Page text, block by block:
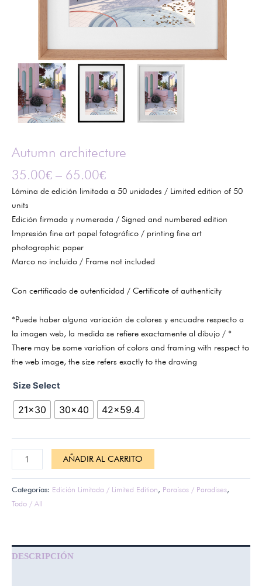
Autumn architecture
35.00€ – 65.00€
Lámina de edición limitada a 50 unidades / Limited edition of 50
units
Edición firmada y numerada / Signed and numbered edition
Impresión fine art papel fotográfico / printing fine art
photographic paper
Marco no incluido / Frame not included
Con certificado de autenticidad / Certificate of authenticity
*Puede haber alguna variación de colores y encuadre respecto a
la imagen web, la medida se refiere exactamente al dibujo / *
There may be some variation of colors and framing with respect to
the web image, the size refers exactly to the drawing
Size Select
21x30 30x40 42x59.4
AÑADIR AL CARRITO
Categorías: Edición Limitada / Limited Edition, Paraísos / Paradises,
Todo / All
DESCRIPCIÓN